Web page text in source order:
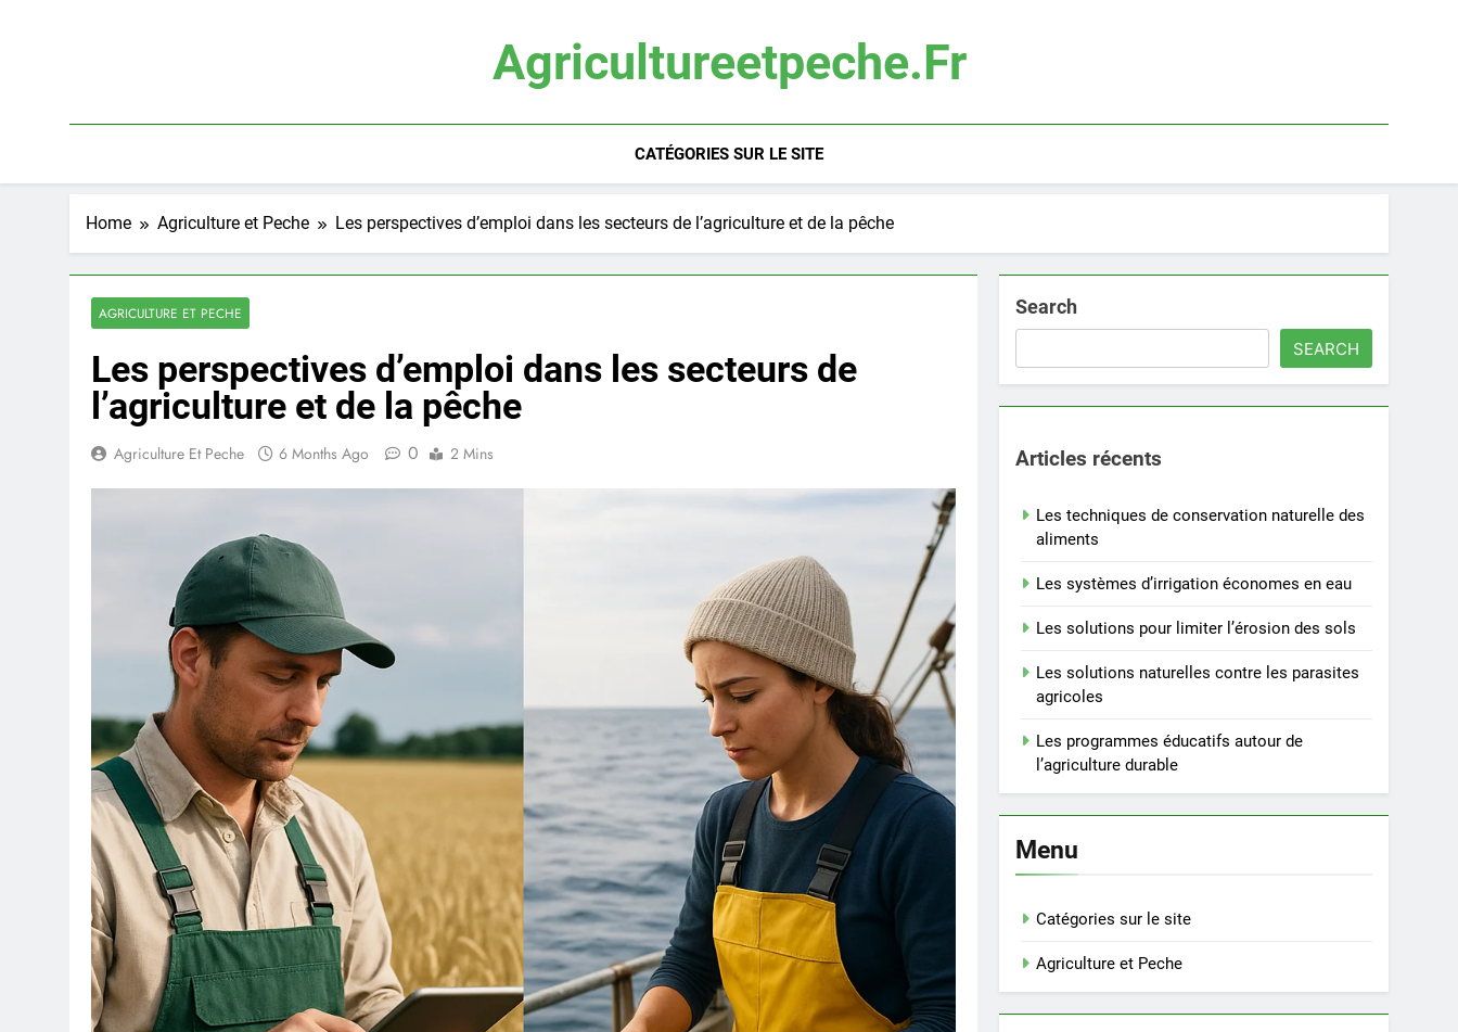
Agricultureetpeche.fr
CATÉGORIES SUR LE SITE
Home Agriculture et Peche Les perspectives d’emploi dans les secteurs de l’agriculture et de la pêche
AGRICULTURE ET PECHE
Les perspectives d’emploi dans les secteurs de
l’agriculture et de la pêche
Agriculture Et Peche 6 Months Ago 0 2 Mins
Search
SEARCH
Articles récents
Les techniques de conservation naturelle des
aliments
Les systèmes d’irrigation économes en eau
Les solutions pour limiter l’érosion des sols
Les solutions naturelles contre les parasites
agricoles
Les programmes éducatifs autour de
l’agriculture durable
Menu
Catégories sur le site
Agriculture et Peche